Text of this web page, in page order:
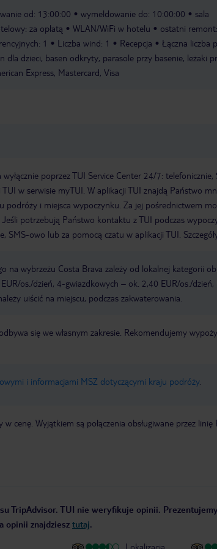
od: 13:00:00 wymeldowanie do: 10:00:00
sala
za opłatą WLAN/WiFi w hotelu
ostatni remont:
1 Liczba wind: 1 Recepcja Łączna liczba
dla dzieci, basen odkryty, parasole przy basenie, leżaki
Express, Mastercard, Visa
poprzez TUI Service Center 24/7: telefonicznie,
w serwisie myTUI. W aplikacji TUI znajdą Państwo
podróży i miejsca wypoczynku. Za jej pośrednictwem
potrzebują Państwo kontaktu z TUI podczas
SMS-owo lub za pomocą czatu w aplikacji TUI.
na wybrzeżu Costa Brava zależy od lokalnej kategorii
os./dzień, 4-gwiazdkowych – ok. 2,40 EUR/os./
uiścić na miejscu, podczas zakwaterowania.
się we własnym zakresie. Rekomendujemy
i informacjami MSZ dotyczącymi kraju podróży.
cenę. Wyjątkiem są połączenia obsługiwane przez linię
TripAdvisor. TUI nie weryfikuje opinii.
opinii znajdziesz tutaj.
Lokalizacja